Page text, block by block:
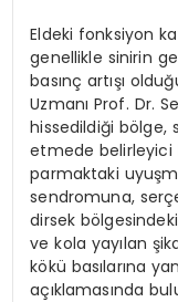
Eldeki fonksiyon
genellikle sinirin
basınç artışı
Uzmanı Prof. Dr.
hissedildiği bölge,
etmede belirleyici
parmaktaki
sendromuna,
dirsek
ve kola yayılan
kökü basılarına
açıklamasında